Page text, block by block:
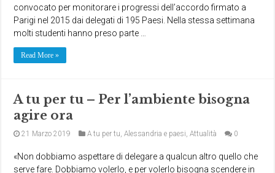
convocato per monitorare i progressi dell’accordo firmato a
Parigi nel 2015 dai delegati di 195 Paesi. Nella stessa settimana
molti studenti hanno preso parte …
Read More »
A tu per tu – Per l’ambiente bisogna
agire ora
21 Marzo 2019 A tu per tu,Alessandria e paesi,Attualità 0
«Non dobbiamo aspettare di delegare a qualcun altro quello che
serve fare. Dobbiamo volerlo, e per volerlo bisogna scendere in